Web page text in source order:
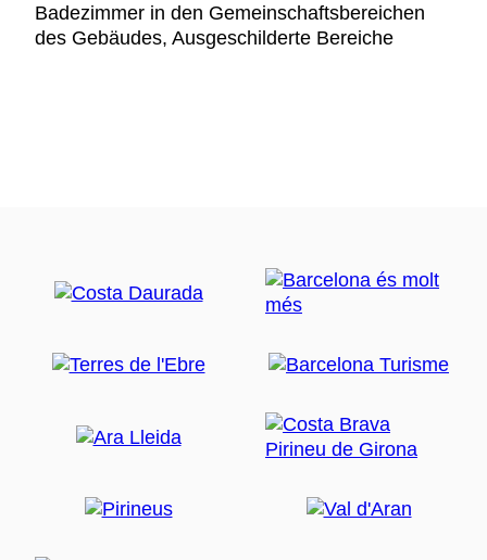
Badezimmer in den Gemeinschaftsbereichen
des Gebäudes, Ausgeschilderte Bereiche